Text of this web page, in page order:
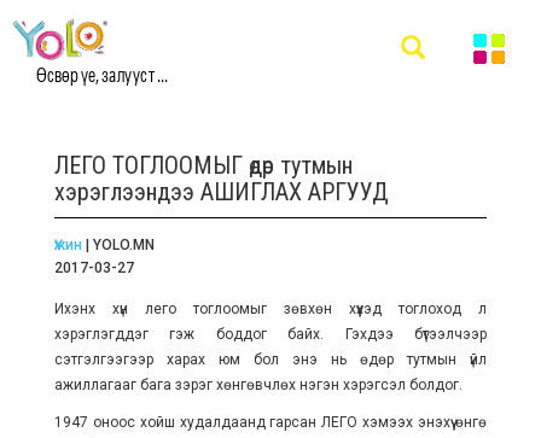
Өсвөр үе, залууст ...
ЛЕГО ТОГЛООМЫГ өдөр тутмын
хэрэглээндээ АШИГЛАХ АРГУУД
Үжин | YOLO.MN
2017-03-27
Ихэнх хүн лего тоглоомыг зөвхөн хүүхэд тоглоход л
хэрэглэгддэг гэж боддог байх. Гэхдээ бүтээлчээр
сэтгэлгээгээр харах юм бол энэ нь өдөр тутмын үйл
ажиллагааг бага зэрэг хөнгөвчлөх нэгэн хэрэгсэл болдог.
1947 оноос хойш худалдаанд гарсан ЛЕГО хэмээх энэхүү өнгө